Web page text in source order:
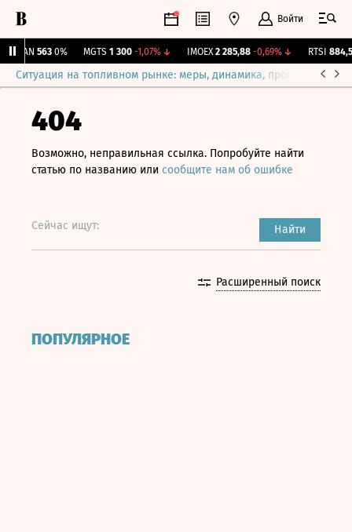
Войти
AVAN 563 0% MGTS 1 300 -1,07%↓ IMOEX 2 285,88 -0,69%↓ RTSI 884,56
Ситуация на топливном рынке: меры, динамика, прогнозы
404
Возможно, неправильная ссылка. Попробуйте найти
статью по названию или сообщите нам об ошибке
Сейчас ищут: Найти
Расширенный поиск
ПОПУЛЯРНОЕ